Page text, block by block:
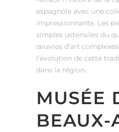
espagnole avec une
impressionnante. Les
simples ustensiles du
œuvres d’art
l’évolution de cette
dans la région.
MUSÉE
BEAUX-